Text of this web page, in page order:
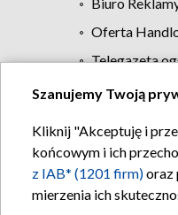
Oferta
Telegazeta
Szanujemy Twoją
Kliknij "Akceptuję i
końcowym i ich
z IAB* (1201 firm)oraz
mierzenia ich